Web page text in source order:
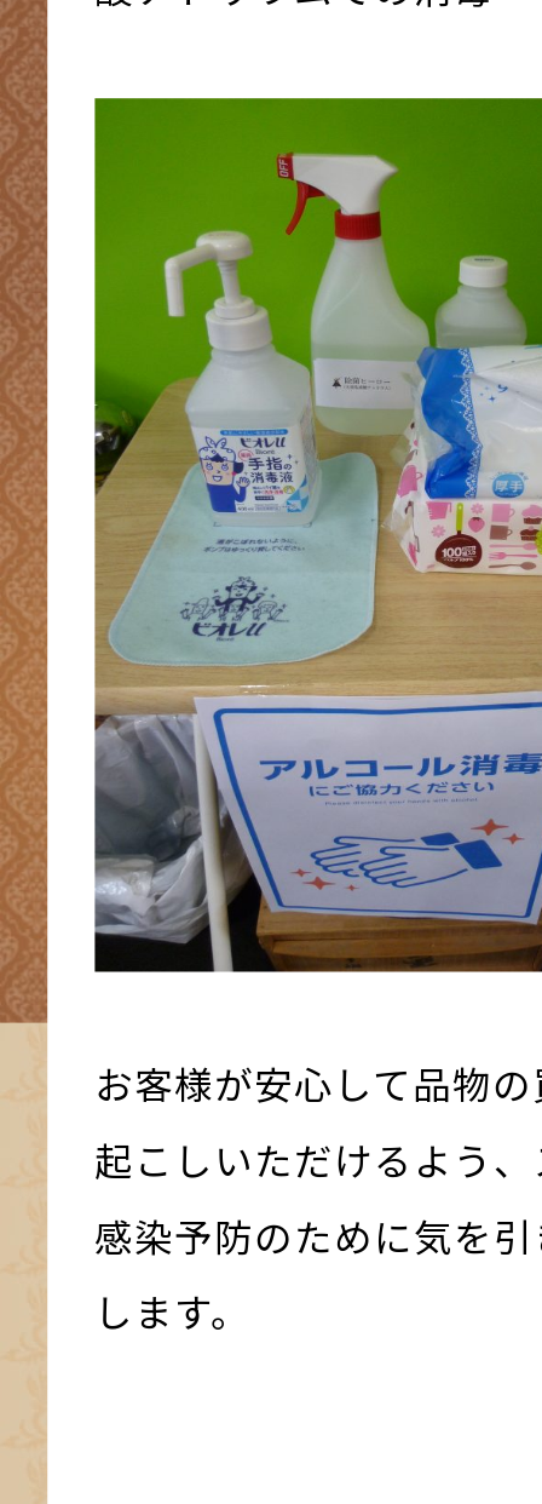
お客様が安心して品物
起こしいただけるよう
感染予防のために気を
します。